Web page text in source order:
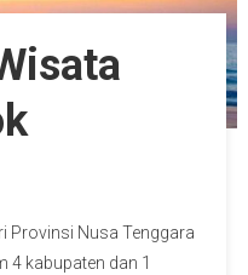
Provinsi Nusa Tenggara
4 kabupaten dan 1